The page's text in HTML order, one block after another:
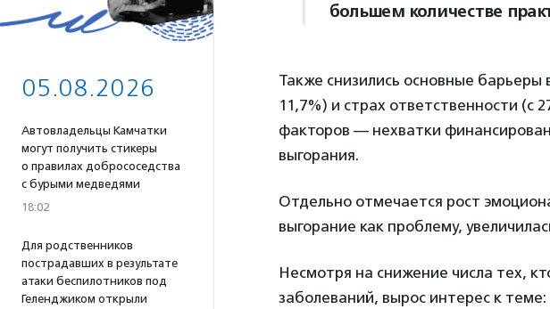
05.08.2026
Автовладельцы Камчатки
могут получить стикеры
о правилах добрососедства
с бурыми медведями
18:02
Для родственников
пострадавших в результате
атаки беспилотников под
Геленджиком открыли
большем количестве
Также снизились основные
11,7%) и страх ответственности (с
факторов — нехватки
выгорания.
Отдельно отмечается рост
выгорание как проблему,
Несмотря на снижение числа тех,
заболеваний, вырос интерес к